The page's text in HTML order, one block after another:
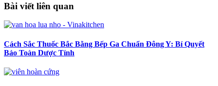
Bài viết liên quan
Cách Sắc Thuốc Bắc Bằng Bếp Ga Chuẩn Đông Y: Bí Quyết
Bảo Toàn Dược Tính